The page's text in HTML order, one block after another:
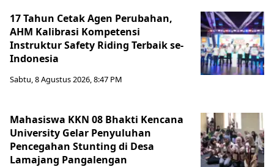
17 Tahun Cetak Agen Perubahan,
AHM Kalibrasi Kompetensi
Instruktur Safety Riding Terbaik se-
Indonesia
Sabtu, 8 Agustus 2026, 8:47 PM
Mahasiswa KKN 08 Bhakti Kencana
University Gelar Penyuluhan
Pencegahan Stunting di Desa
Lamajang Pangalengan